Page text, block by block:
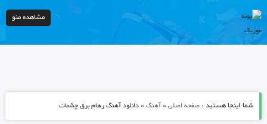
مشاهده منو
شما اینجا هستید : صفحه اصلی» آهنگ» دانلود آهنگ رهام برق چشمات